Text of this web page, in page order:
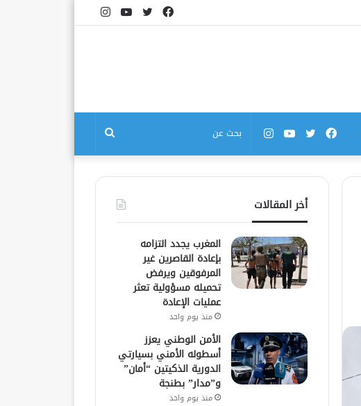
انستقراميوتيوبتويتر
فيسبوك
بحث
عن
انستقراميوتيوبتويتر
فيسبوك
أخر المقالات
المغرب يجدد التزامه
بإعادة القاصرين غير
المرفوقين ويرفض
تحميله مسؤولية تعثر
عمليات الإعادة
منذ يوم واحد
الأمن الوطني يعزز
أسطوله الأمني بسيارتي
الدورية الذكيتين “أمان”
و”مدار” بطنجة
منذ يوم واحد